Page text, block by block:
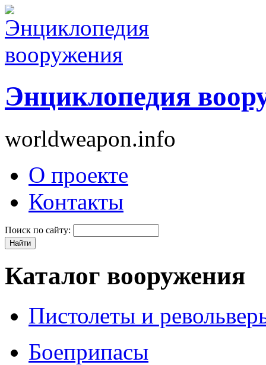
Энциклопедия
worldweapon.info
О проекте
Контакты
Поиск по сайту:
Каталог вооружения
Пистолеты и
Боеприпасы